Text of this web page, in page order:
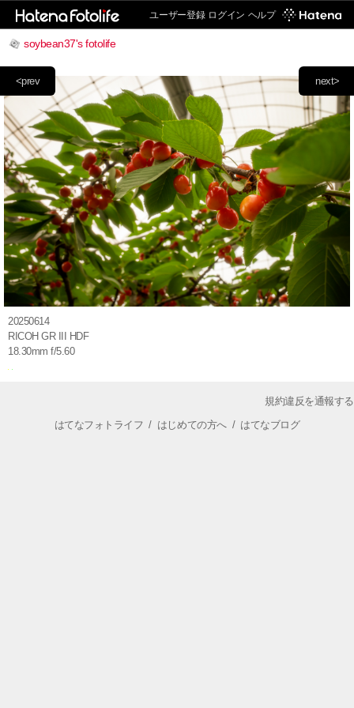
ユーザー登録 ログイン ヘルプ
soybean37's fotolife
next>
<prev
20250614
RICOH GR III HDF
18.30mm f/5.60
規約違反を通報する
はてなフォトライフ / はじめての方へ/ はてなブログ